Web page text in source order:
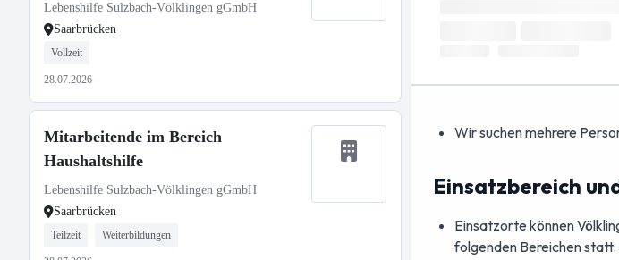
Lebenshilfe Sulzbach-Völklingen gGmbH
Saarbrücken
Vollzeit
28.07.2026
Mitarbeitende im Bereich
Haushaltshilfe
Lebenshilfe Sulzbach-Völklingen gGmbH
Saarbrücken
Teilzeit Weiterbildungen